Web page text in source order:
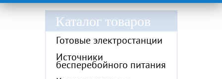
Каталог товаров
Готовые электростанции
Источники
бесперебойного питания